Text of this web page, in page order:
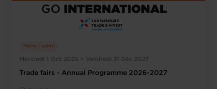
Mercredi 1 Oct 2025 > Vendredi 31 Déc 2027
Foire / salon
Trade fairs - Annual Programme 2026-2027